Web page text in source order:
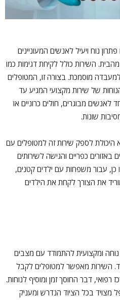
נוח ויעיל לאנשים המעוניינים
השירות כולל לקיחת דגימות כמו
מוסמכת. בצורה זו, המטופלים
של שירות מקצועי המגיע עד
מבוגרים, חולים כרוניים או
שונות.
היכולת לספק שירות זה למטופלים עם
כפריים והגישה לשירותים
כן, עבור משפחות עם ילדים קטנים,
את הצורך לקחת את הילדים
ומקצועית להתמודד עם מצבים
השירות מאפשר למטופלים לקבל
רפואי, דבר החוסך זמן ומוסיף לנוחות.
מצויד בכל הציוד הנדרש ומעניק